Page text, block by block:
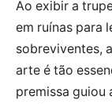
Ao exibir a
em ruínas para
sobreviventes,
arte é tão
premissa guiou